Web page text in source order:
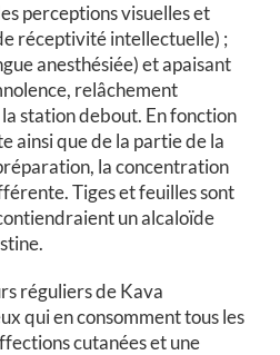
perceptions visuelles et
réceptivité intellectuelle) ;
anesthésiée) et apaisant
relâchement
station debout. En fonction
ainsi que de la partie de la
la concentration
Tiges et feuilles sont
un alcaloïde
réguliers de Kava
qui en consomment tous les
cutanées et une